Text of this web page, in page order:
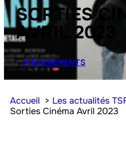
SORTIES
AVRIL 2023
ÉVÉNEMENTS
Accueil Les actualités
Sorties Cinéma Avril 2023